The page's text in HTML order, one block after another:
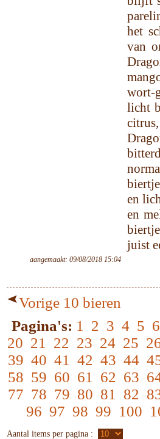
het
van
wort-
licht
en
en
juist
aangemaakt: 09/08/2018 15:04
Vorige 10 bieren
Pagina's: 1 2 3 4 5 6
20 21 22 23 24 25
39 40 41 42 43 44
58 59 60 61 62 63
77 78 79 80 81 82
96 97 98 99 100
Aantal items per pagina :